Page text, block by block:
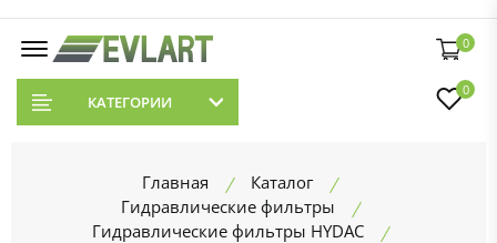
0
КАТЕГОРИИ
0
Главная
Каталог
Гидравлические фильтры
Гидравлические фильтры HYDAC